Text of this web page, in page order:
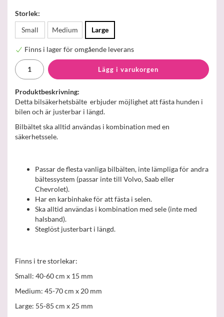
Storlek:
Small
Medium Large
Finns i lager för omgående leverans
Lägg i varukorgen
Produktbeskrivning:
Detta bilsäkerhetsbälte erbjuder möjlighet att fästa hunden i
bilen och är justerbar i längd.
Bilbältet ska alltid användas i kombination med en
säkerhetssele.
Passar de flesta vanliga bilbälten, inte lämpliga för andra
bältessystem (passar inte till Volvo, Saab eller
Chevrolet).
Har en karbinhake för att fästa i selen.
Ska alltid användas i kombination med sele (inte med
halsband).
Steglöst justerbart i längd.
Finns i tre storlekar:
Small: 40-60 cm x 15 mm
Medium: 45-70 cm x 20 mm
Large: 55-85 cm x 25 mm